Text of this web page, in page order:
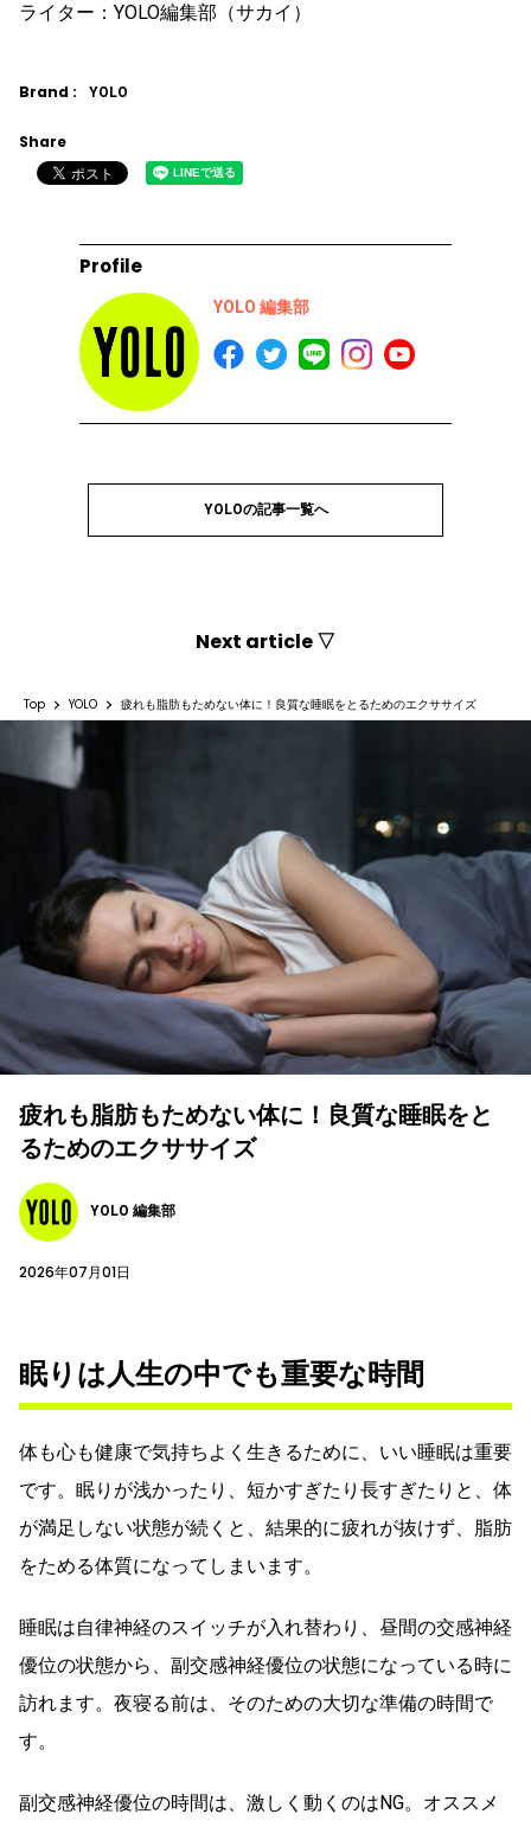
ライター：YOLO編集部（サカイ）
Brand : YOLO
Share
Profile
YOLO 編集部
YOLOの記事一覧へ
Next article ▽
Top YOLO 疲れも脂肪もためない体に！良質な睡眠をとるためのエクササイズ
疲れも脂肪もためない体に！良質な睡眠をと
るためのエクササイズ
YOLO 編集部
2026年07月01日
眠りは人生の中でも重要な時間
体も心も健康で気持ちよく生きるために、いい睡眠は重要
です。眠りが浅かったり、短かすぎたり長すぎたりと、体
が満足しない状態が続くと、結果的に疲れが抜けず、脂肪
をためる体質になってしまいます。
睡眠は自律神経のスイッチが入れ替わり、昼間の交感神経
優位の状態から、副交感神経優位の状態になっている時に
訪れます。夜寝る前は、そのための大切な準備の時間で
す。
副交感神経優位の時間は、激しく動くのはNG。オススメ